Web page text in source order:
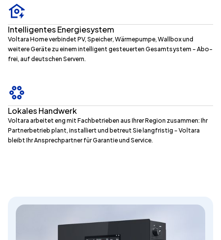
Intelligentes Energiesystem
Voltara Home verbindet PV, Speicher, Wärmepumpe, Wallbox und
weitere Geräte zu einem intelligent gesteuerten Gesamtsystem – Abo-
frei, auf deutschen Servern.
Lokales Handwerk
Voltara arbeitet eng mit Fachbetrieben aus Ihrer Region zusammen: Ihr
Partnerbetrieb plant, installiert und betreut Sie langfristig – Voltara
bleibt Ihr Ansprechpartner für Garantie und Service.